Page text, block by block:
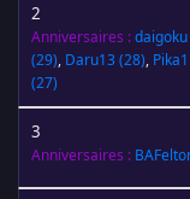
2
Anniversaires :daigoku
(29), Daru13(28), Pika1
(27)
3
Anniversaires :